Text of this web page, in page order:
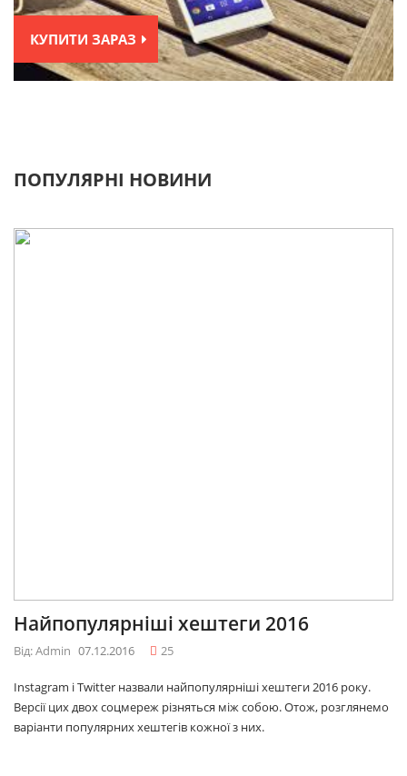
КУПИТИ ЗАРАЗ
ПОПУЛЯРНІ НОВИНИ
Найпопулярніші хештеги 2016
Від: Admin 07.12.2016 25
Instagram і Twitter назвали найпопулярніші хештеги 2016 року.
Версії цих двох соцмереж різняться між собою. Отож, розглянемо
варіанти популярних хештегів кожної з них.